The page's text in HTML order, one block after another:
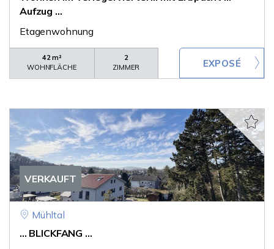
Aufzug ...
Etagenwohnung
42 m²
WOHNFLÄCHE
2
ZIMMER
VERKAUFT
Mühltal
... BLICKFANG ...